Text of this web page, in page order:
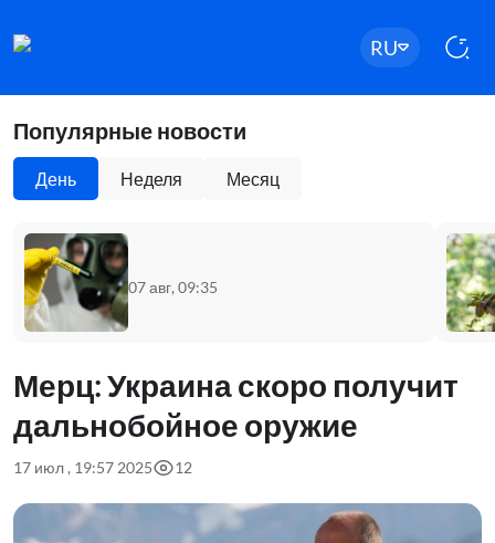
RU
Популярные новости
День Неделя Месяц
07 авг, 09:35
Мерц: Украина скоро получит
дальнобойное оружие
17 июл , 19:57 2025 12